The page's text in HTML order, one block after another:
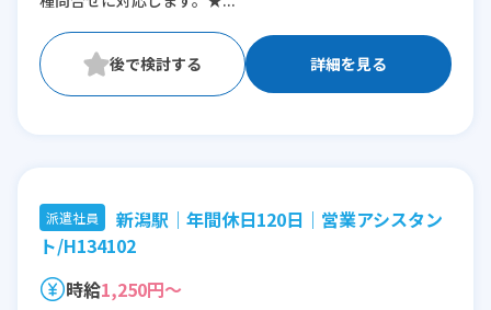
詳細を見る
派遣社員
新潟駅｜年間休日120日｜営業アシスタン
ト/H134102
時給1,250円～